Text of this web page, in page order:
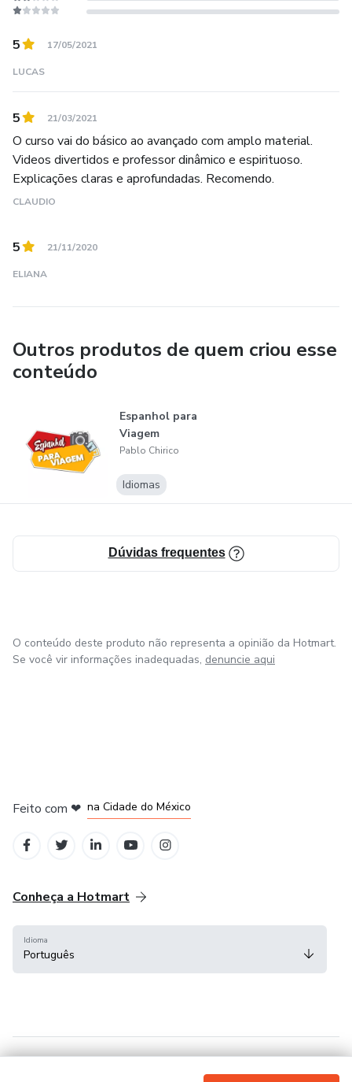
5 17/05/2021
LUCAS
5 21/03/2021
O curso vai do básico ao avançado com amplo material.
Videos divertidos e professor dinâmico e espirituoso.
Explicações claras e aprofundadas. Recomendo.
CLAUDIO
5 21/11/2020
ELIANA
Outros produtos de quem criou esse
conteúdo
Espanhol para
Viagem
Pablo Chirico
Idiomas
Dúvidas frequentes
O conteúdo deste produto não representa a opinião da Hotmart.
Se você vir informações inadequadas, denuncie aqui
Feito com ❤ na Cidade do México
Conheça a Hotmart
Idioma
Português